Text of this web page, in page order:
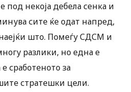
под некоја дебела сенка и
сите ќе одат напред,
што. Помеѓу СДСМ и
разлики, но една е
сработеното за
стратешки цели.